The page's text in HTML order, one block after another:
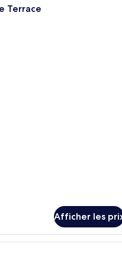
Terrace
Afficher les